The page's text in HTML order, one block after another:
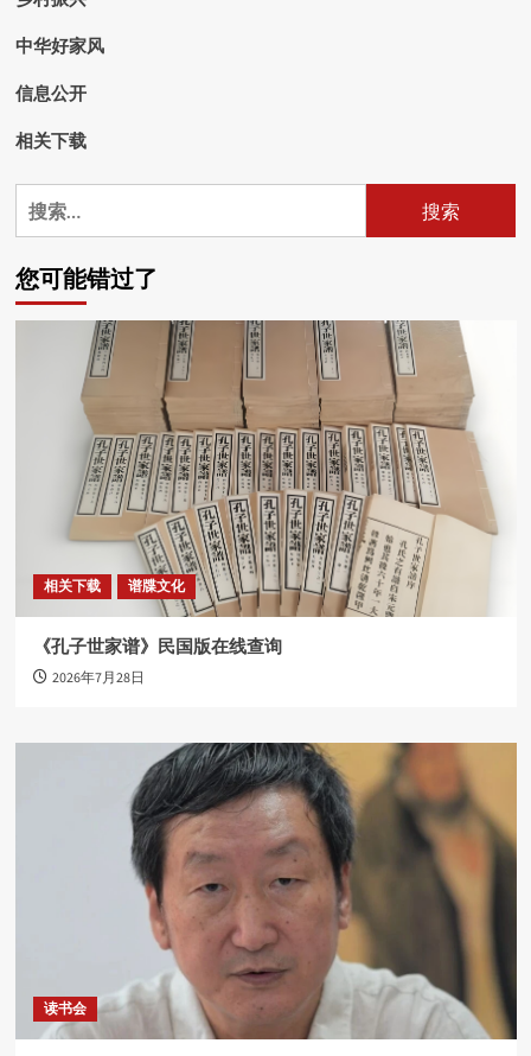
中华好家风
信息公开
相关下载
搜
索：
您可能错过了
相关下载 谱牒文化
《孔子世家谱》民国版在线查询
2026年7月28日
读书会